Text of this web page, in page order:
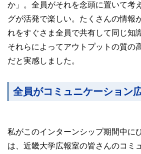
か」。全員がそれを念頭に置いて考
グが活発で楽しい。たくさんの情報
れをすぐさま全員で共有して同じ知
それらによってアウトプットの質の
だと実感しました。
全員がコミュニケーション
私がこのインターンシップ期間中に
は、近畿大学広報室の皆さんのコミ